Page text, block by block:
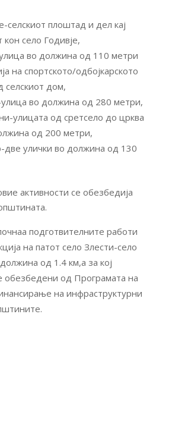
селскиот плоштад и дел кај
кон село Годивје,
во должина од 110 метри
на спортското/одбојкарското
селскиот дом,
во должина од 280 метри,
улицата од сретсело до црква
од 200 метри,
две улички во должина од 130
активности се обезбедија
подготвителните работи
на патот село Злести-село
од 1.4 км,а за кој
обезбедени од Програмата на
на инфраструктурни